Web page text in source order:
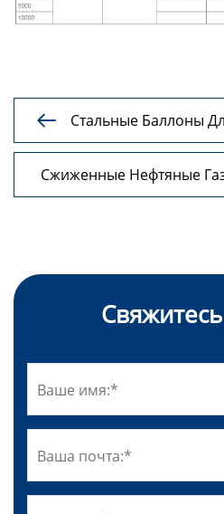

Стальные Баллоны
Природного Газа
Сжиженные Нефтяные